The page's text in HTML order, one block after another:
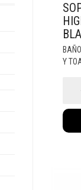
BAÑO
Y
Metal